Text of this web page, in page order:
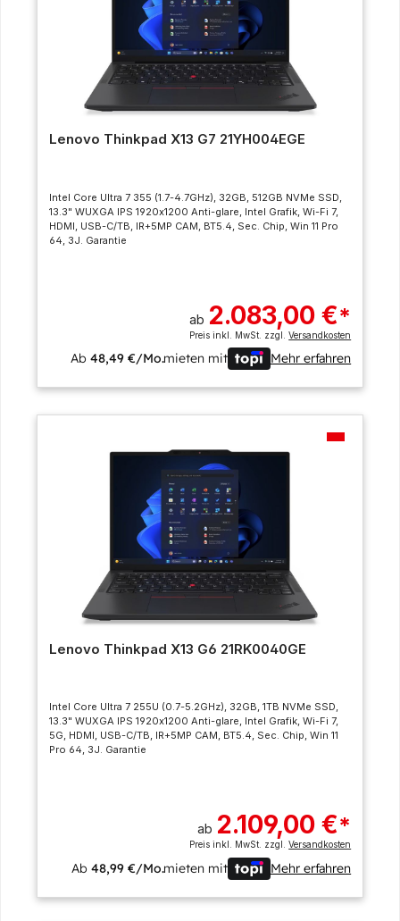
Lenovo Thinkpad X13 G7 21YH004EGE
Intel Core Ultra 7 355 (1.7-4.7GHz), 32GB, 512GB NVMe SSD,
13.3" WUXGA IPS 1920x1200 Anti-glare, Intel Grafik, Wi-Fi 7,
HDMI, USB-C/TB, IR+5MP CAM, BT5.4, Sec. Chip, Win 11 Pro
64, 3J. Garantie
ab 2.083,00 €*
Preis inkl. MwSt. zzgl.Versandkosten
Ab48,49 €/Mo.mieten mit Mehr erfahren
Lenovo Thinkpad X13 G6 21RK0040GE
Intel Core Ultra 7 255U (0.7-5.2GHz), 32GB, 1TB NVMe SSD,
13.3" WUXGA IPS 1920x1200 Anti-glare, Intel Grafik, Wi-Fi 7,
5G, HDMI, USB-C/TB, IR+5MP CAM, BT5.4, Sec. Chip, Win 11
Pro 64, 3J. Garantie
ab 2.109,00 €*
Preis inkl. MwSt. zzgl.Versandkosten
Ab48,99 €/Mo.mieten mit Mehr erfahren